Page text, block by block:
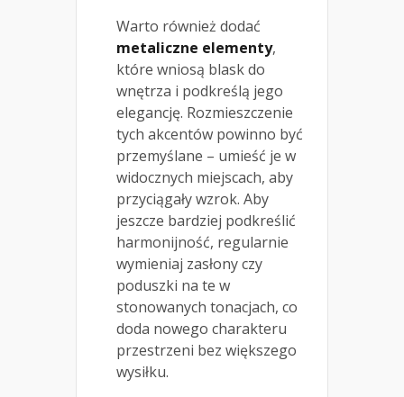
Warto również dodać
metaliczne elementy,
które wniosą blask do
wnętrza i podkreślą jego
elegancję. Rozmieszczenie
tych akcentów powinno być
przemyślane – umieść je w
widocznych miejscach, aby
przyciągały wzrok. Aby
jeszcze bardziej podkreślić
harmonijność, regularnie
wymieniaj zasłony czy
poduszki na te w
stonowanych tonacjach, co
doda nowego charakteru
przestrzeni bez większego
wysiłku.